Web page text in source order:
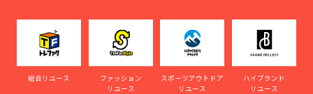
総合リユース
ファッション
リユース
スポーツアウトドア
リユース
ハイブランド
リユース